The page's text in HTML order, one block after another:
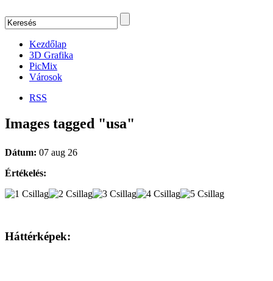
Kezdőlap
3D Grafika
PicMix
Városok
RSS
Images tagged "usa"
Dátum: 07 aug 26
Értékelés:
Háttérképek: